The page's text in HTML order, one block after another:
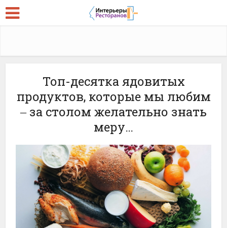
Топ-десятка ядовитых
продуктов, которые мы любим
‒ за столом желательно знать
меру…